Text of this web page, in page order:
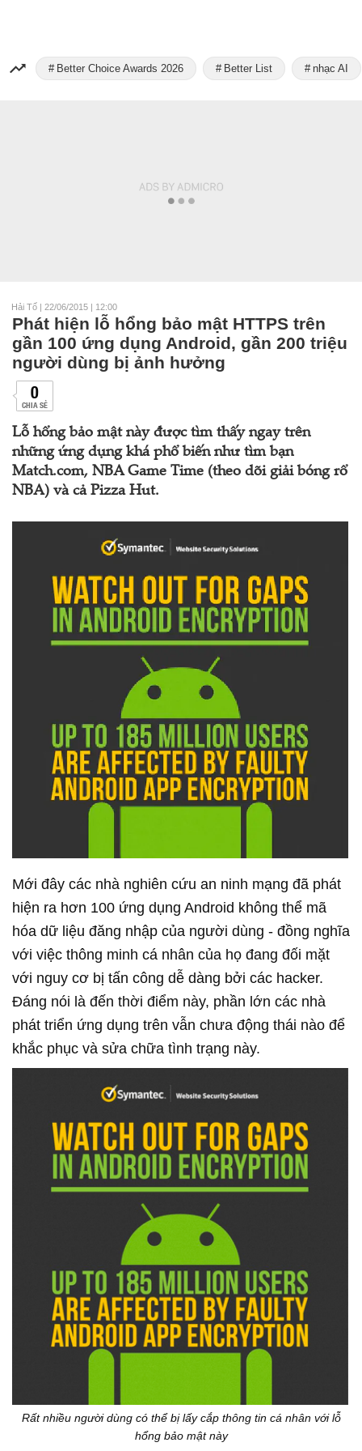
Better Choice Awards 2026 Better List nhạc AI
Hải Tố | 22/06/2015 | 12:00
Phát hiện lỗ hổng bảo mật HTTPS trên
gần 100 ứng dụng Android, gần 200 triệu
người dùng bị ảnh hưởng
0
CHIA SẺ
Lỗ hổng bảo mật này được tìm thấy ngay trên
những ứng dụng khá phổ biến như tìm bạn
Match.com, NBA Game Time (theo dõi giải bóng rổ
NBA) và cả Pizza Hut.
Mới đây các nhà nghiên cứu an ninh mạng đã phát
hiện ra hơn 100 ứng dụng Android không thể mã
hóa dữ liệu đăng nhập của người dùng - đồng nghĩa
với việc thông minh cá nhân của họ đang đối mặt
với nguy cơ bị tấn công dễ dàng bởi các hacker.
Đáng nói là đến thời điểm này, phần lớn các nhà
phát triển ứng dụng trên vẫn chưa động thái nào để
khắc phục và sửa chữa tình trạng này.
Rất nhiều người dùng có thể bị lấy cắp thông tin cá nhân với lỗ
hổng bảo mật này